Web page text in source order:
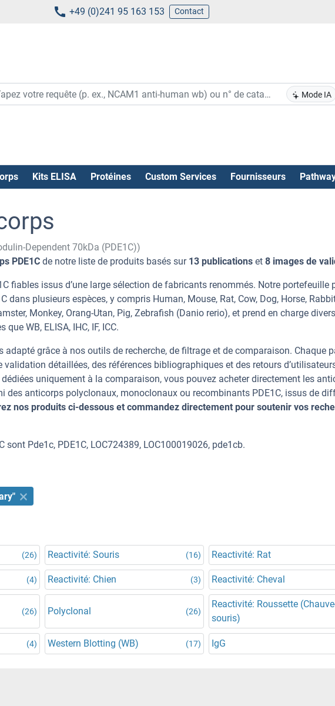
+49 (0)241 95 163 153 Contact
Mode IA
Kits ELISA Protéines Custom Services Fournisseurs
Dependent 70kDa (PDE1C))
PDE1C de notre liste de produits basés sur 13 publications et 8 images de
fiables issus d’une large sélection de fabricants renommés. Notre portefeuille
dans plusieurs espèces, y compris Human, Mouse, Rat, Cow, Dog, Horse,
Monkey, Orang-Utan, Pig, Zebrafish (Danio rerio), et prend en charge
WB, ELISA, IHC, IF, ICC.
adapté grâce à nos outils de recherche, de filtrage et de comparaison. Chaque
détaillées, des références bibliographiques et des retours
uniquement à la comparaison, vous pouvez acheter directement les
des anticorps polyclonaux, monoclonaux ou recombinants PDE1C, issus de
nos produits ci-dessous et commandez directement pour soutenir vos
sont Pde1c, PDE1C, LOC724389, LOC100019026, pde1cb.
(26) Reactivité: Souris (16) Reactivité: Rat
(4) Reactivité: Chien (3) Reactivité: Cheval
(26) Polyclonal (26)
Reactivité: Roussette
souris)
(4) Western Blotting (WB) (17) IgG